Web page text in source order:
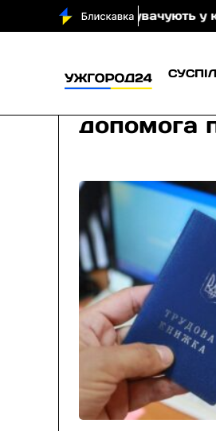
обвинувачують у
допомога